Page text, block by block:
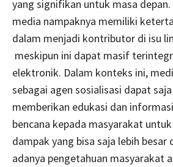
yang signifikan untuk masa
media nampaknya memiliki
dalam menjadi kontributor di isu
meskipun ini dapat masif
elektronik. Dalam konteks ini,
sebagai agen sosialisasi dapat
memberikan edukasi dan
bencana kepada masyarakat
dampak yang bisa saja lebih besar
adanya pengetahuan masyarakat